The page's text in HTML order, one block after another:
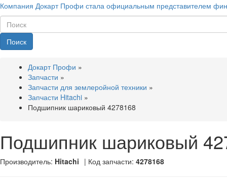
Компания Докарт Профи стала официальным представителем
Поиск
Докарт Профи »
Запчасти »
Запчасти для землеройной техники »
Запчасти Hitachi »
Подшипник шариковый 4278168
Подшипник шариковый
Производитель: Hitachi | Код запчасти: 4278168